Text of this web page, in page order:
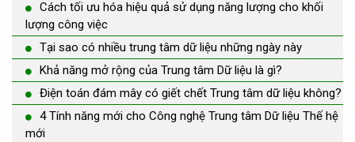
Cách tối ưu hóa hiệu quả sử dụng năng lượng cho khối
lượng công việc
Tại sao có nhiều trung tâm dữ liệu những ngày này
Khả năng mở rộng của Trung tâm Dữ liệu là gì?
Điện toán đám mây có giết chết Trung tâm dữ liệu không?
4 Tính năng mới cho Công nghệ Trung tâm Dữ liệu Thế hệ
mới